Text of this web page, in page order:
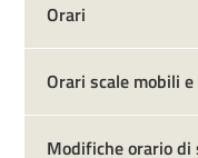
Orari
Orari scale mobili
Modifiche orario di